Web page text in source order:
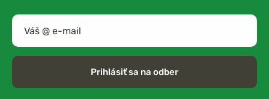
Prihlásiť sa na odber